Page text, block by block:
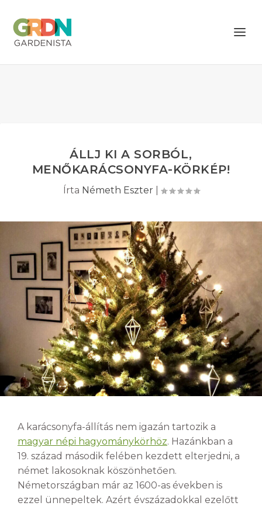
ÁLLJ KI A SORBÓL,
MENŐKARÁCSONYFA-KÖRKÉP!
Írta Németh Eszter
A karácsonyfa-állítás nem igazán tartozik a
magyar népi hagyománykörhöz. Hazánkban a
19. század második felében kezdett elterjedni, a
német lakosoknak köszönhetően.
Németországban már az 1600-as években is
ezzel ünnepeltek. Azért évszázadokkal ezelőtt